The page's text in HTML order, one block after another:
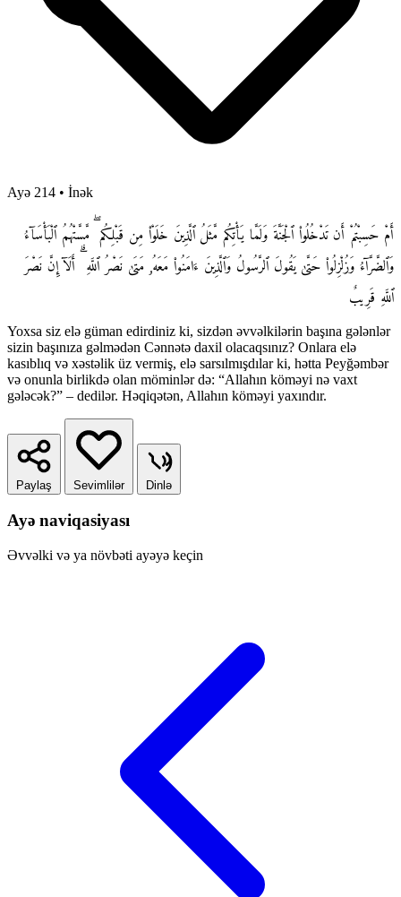
Ayə 214 • İnək
أَمْ حَسِبْتُمْ أَن تَدْخُلُوا۟ ٱلْجَنَّةَ وَلَمَّا يَأْتِكُم مَّثَلُ ٱلَّذِينَ خَلَوْا۟ مِن قَبْلِكُم ۖ مَّسَّتْهُمُ ٱلْبَأْسَآءُ
وَٱلضَّرَّآءُ وَزُلْزِلُوا۟ حَتَّىٰ يَقُولَ ٱلرَّسُولُ وَٱلَّذِينَ ءَامَنُوا۟ مَعَهُۥ مَتَىٰ نَصْرُ ٱللَّهِ ۗ أَلَآ إِنَّ نَصْرَ
ٱللَّهِ قَرِيبٌ
Yoxsa siz elə güman edirdiniz ki, sizdən əvvəlkilərin başına gələnlər
sizin başınıza gəlmədən Cənnətə daxil olacaqsınız? Onlara elə
kasıblıq və xəstəlik üz vermiş, elə sarsılmışdılar ki, hətta Peyğəmbər
və onunla birlikdə olan möminlər də: “Allahın köməyi nə vaxt
gələcək?” – dedilər. Həqiqətən, Allahın köməyi yaxındır.
Paylaş Sevimlilər Dinlə
Ayə naviqasiyası
Əvvəlki və ya növbəti ayəyə keçin